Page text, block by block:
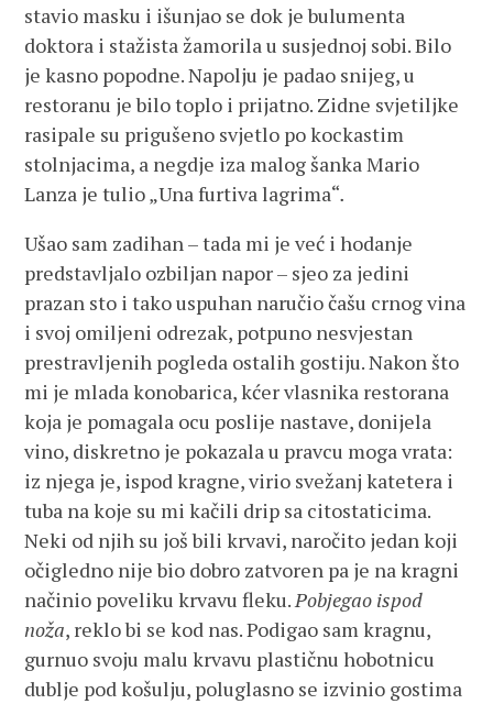
stavio masku i išunjao se dok je bulumenta
doktora i stažista žamorila u susjednoj sobi. Bilo
je kasno popodne. Napolju je padao snijeg, u
restoranu je bilo toplo i prijatno. Zidne svjetiljke
rasipale su prigušeno svjetlo po kockastim
stolnjacima, a negdje iza malog šanka Mario
Lanza je tulio „Una furtiva lagrima“.
Ušao sam zadihan – tada mi je već i hodanje
predstavljalo ozbiljan napor – sjeo za jedini
prazan sto i tako uspuhan naručio čašu crnog vina
i svoj omiljeni odrezak, potpuno nesvjestan
prestravljenih pogleda ostalih gostiju. Nakon što
mi je mlada konobarica, kćer vlasnika restorana
koja je pomagala ocu poslije nastave, donijela
vino, diskretno je pokazala u pravcu moga vrata:
iz njega je, ispod kragne, virio svežanj katetera i
tuba na koje su mi kačili drip sa citostaticima.
Neki od njih su još bili krvavi, naročito jedan koji
očigledno nije bio dobro zatvoren pa je na kragni
načinio poveliku krvavu fleku.Pobjegao ispod
noža, reklo bi se kod nas. Podigao sam kragnu,
gurnuo svoju malu krvavu plastičnu hobotnicu
dublje pod košulju, poluglasno se izvinio gostima